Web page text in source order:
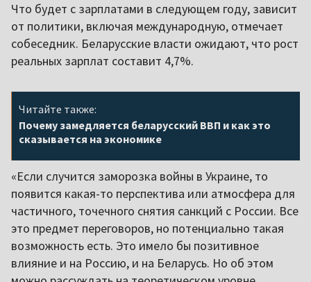
Что будет с зарплатами в следующем году, зависит
от политики, включая международную, отмечает
собеседник. Беларусские власти ожидают, что рост
реальных зарплат составит 4,7%.
Читайте также:
Почему замедляется беларусский ВВП и как это
сказывается на экономике
«Если случится заморозка войны в Украине, то
появится какая-то перспектива или атмосфера для
частичного, точечного снятия санкций с России. Все
это предмет переговоров, но потенциально такая
возможность есть. Это имело бы позитивное
влияние и на Россию, и на Беларусь. Но об этом